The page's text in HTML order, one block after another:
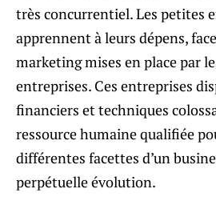
très concurrentiel. Les petites
apprennent à leurs dépens,
marketing mises en place par
entreprises. Ces entreprises
financiers et techniques
ressource humaine qualifiée
différentes facettes d’un
perpétuelle évolution.